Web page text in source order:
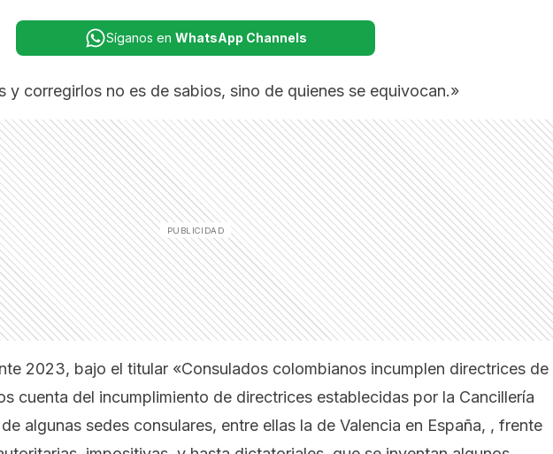
Síganos en WhatsApp Channels
y corregirlos no es de sabios, sino de quienes se equivocan.»
2023, bajo el titular «Consulados colombianos incumplen directrices de
cuenta del incumplimiento de directrices establecidas por la Cancillería
algunas sedes consulares, entre ellas la de Valencia en España, , frente